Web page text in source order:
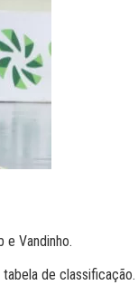
e Vandinho.
de